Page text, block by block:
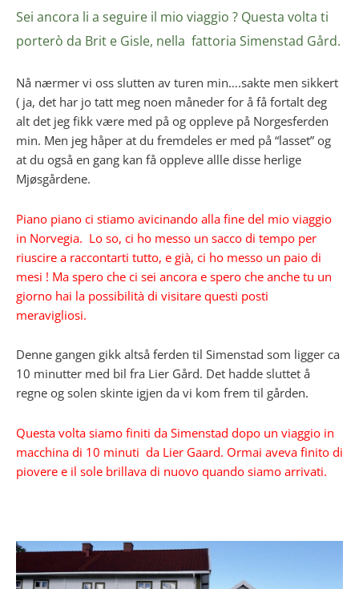
Sei ancora li a seguire il mio viaggio ? Questa volta ti
porterò da Brit e Gisle, nella fattoria Simenstad Gård.
Nå nærmer vi oss slutten av turen min….sakte men sikkert
( ja, det har jo tatt meg noen måneder for å få fortalt deg
alt det jeg fikk være med på og oppleve på Norgesferden
min. Men jeg håper at du fremdeles er med på “lasset” og
at du også en gang kan få oppleve allle disse herlige
Mjøsgårdene.
Piano piano ci stiamo avicinando alla fine del mio viaggio
in Norvegia. Lo so, ci ho messo un sacco di tempo per
riuscire a raccontarti tutto, e già, ci ho messo un paio di
mesi ! Ma spero che ci sei ancora e spero che anche tu un
giorno hai la possibilità di visitare questi posti
meravigliosi.
Denne gangen gikk altså ferden til Simenstad som ligger ca
10 minutter med bil fra Lier Gård. Det hadde sluttet å
regne og solen skinte igjen da vi kom frem til gården.
Questa volta siamo finiti da Simenstad dopo un viaggio in
macchina di 10 minuti da Lier Gaard. Ormai aveva finito di
piovere e il sole brillava di nuovo quando siamo arrivati.